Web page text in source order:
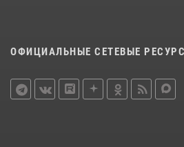
ОФИЦИАЛЬНЫЕ СЕТЕВЫЕ